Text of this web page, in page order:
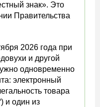
знак». Это
Правительства
2026 года при
и другой
одновременно
электронный
товара
и один из